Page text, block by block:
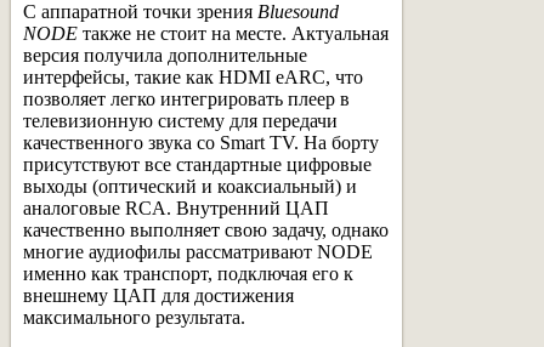
С аппаратной точки зрения Bluesound
NODE также не стоит на месте. Актуальная
версия получила дополнительные
интерфейсы, такие как HDMI eARC, что
позволяет легко интегрировать плеер в
телевизионную систему для передачи
качественного звука со Smart TV. На борту
присутствуют все стандартные цифровые
выходы (оптический и коаксиальный) и
аналоговые RCA. Внутренний ЦАП
качественно выполняет свою задачу, однако
многие аудиофилы рассматривают NODE
именно как транспорт, подключая его к
внешнему ЦАП для достижения
максимального результата.